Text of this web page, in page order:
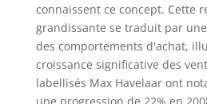
connaissent ce concept. Cette
grandissante se traduit par
des comportements d'achat,
croissance significative des
labellisés Max Havelaar ont